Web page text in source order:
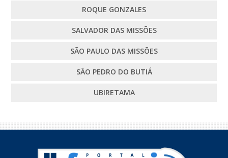
ROQUE GONZALES
SALVADOR DAS MISSÕES
SÃO PAULO DAS MISSÕES
SÃO PEDRO DO BUTIÁ
UBIRETAMA